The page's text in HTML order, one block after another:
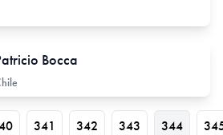
Bocca
341 342 343 344